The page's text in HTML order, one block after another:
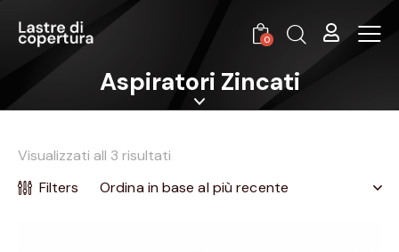
0
Aspiratori Zincati
Visualizzati all 3 risultati
Filters